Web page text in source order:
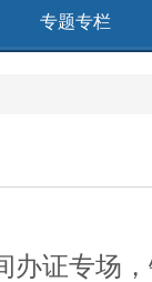
专题专栏
办证专场